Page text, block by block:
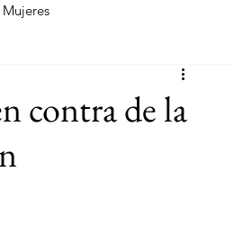
Mujeres
Quiénes somos
resistiendo a la guerra
contra de la